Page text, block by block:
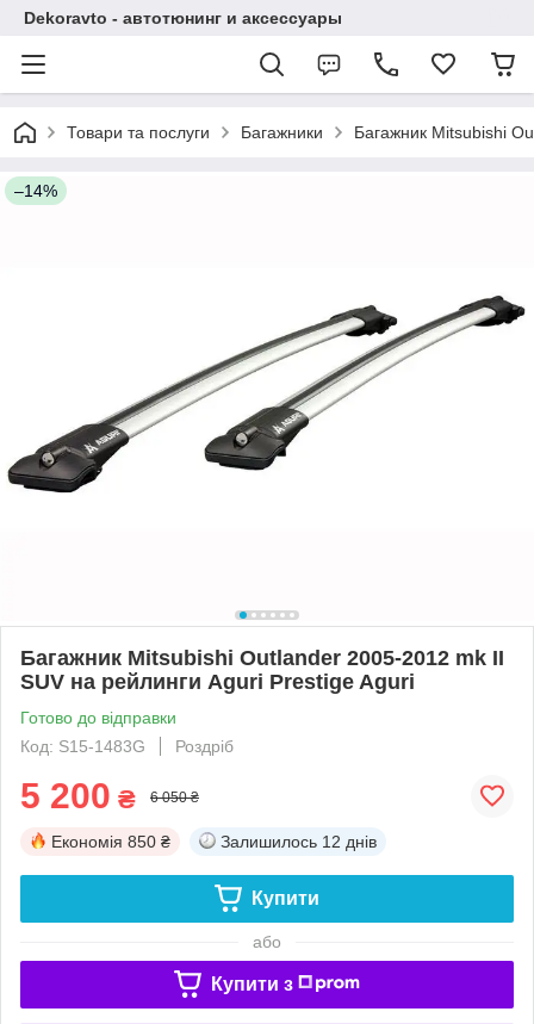
Dekoravto - автотюнинг и аксессуары
Товари та послуги Багажники Багажник Mitsubishi
–14%
Багажник Mitsubishi Outlander 2005-2012 mk II
SUV на рейлинги Aguri Prestige Aguri
Готово до відправки
Код: S15-1483G
Роздріб
5 200 ₴ 6 050 ₴
Економія 850 ₴ Залишилось 12 днів
Купити
або
Купити з